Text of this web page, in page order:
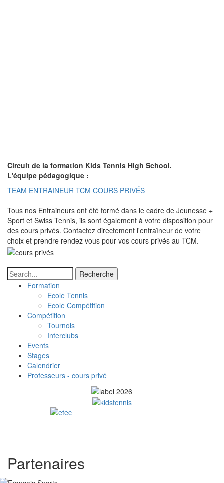
Circuit de la formation Kids Tennis High School.
L'équipe pédagogique :
TEAM ENTRAINEUR TCM COURS PRIVÉS
Tous nos Entraineurs ont été formé dans le cadre de Jeunesse +
Sport et Swiss Tennis, ils sont également à votre disposition pour
des cours privés. Contactez directement l'entraîneur de votre
choix et prendre rendez vous pour vos cours privés au TCM.
Recherche
Tennis
Sous
Menu
Formation
Ecole Tennis
Ecole Compétition
Compétition
Tournois
Interclubs
Events
Stages
Calendrier
Professeurs - cours privé
Partenaires